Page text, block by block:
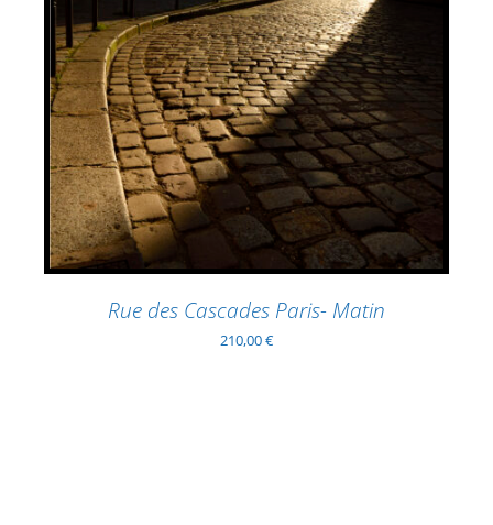
Rue des Cascades Paris- Matin
210,00€